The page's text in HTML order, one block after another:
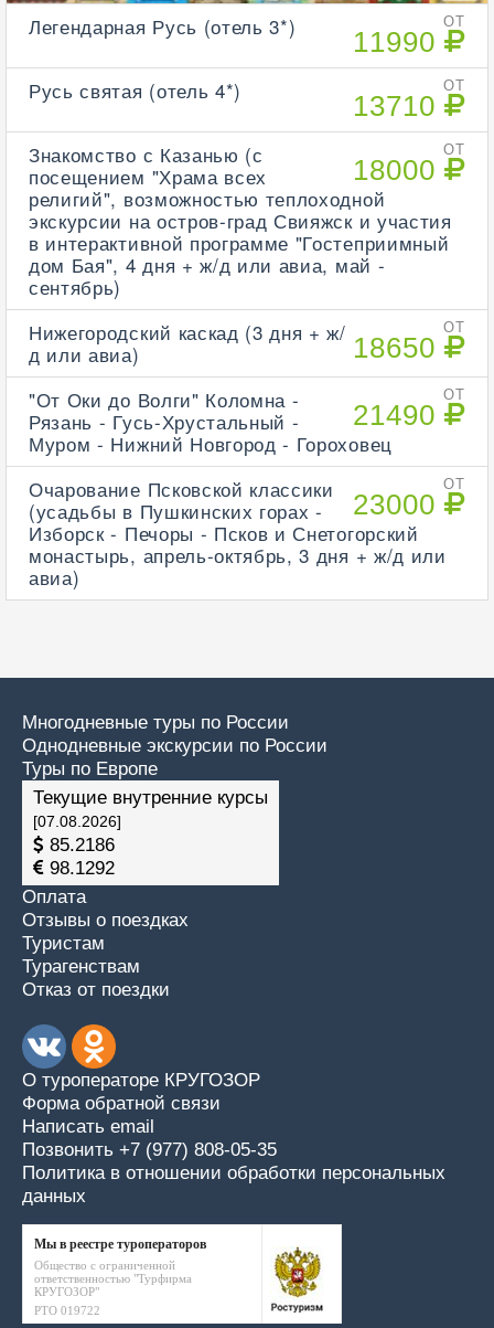
ОТ
11990
Легендарная Русь (отель 3*)
ОТ
13710
Русь святая (отель 4*)
ОТ
18000
Знакомство с Казанью (с
посещением "Храма всех
религий", возможностью теплоходной
экскурсии на остров-град Свияжск и участия
в интерактивной программе "Гостеприимный
дом Бая", 4 дня + ж/д или авиа, май -
сентябрь)
ОТ
18650
Нижегородский каскад (3 дня + ж/
д или авиа)
ОТ
21490
"От Оки до Волги" Коломна -
Рязань - Гусь-Хрустальный -
Муром - Нижний Новгород - Гороховец
ОТ
23000
Очарование Псковской классики
(усадьбы в Пушкинских горах -
Изборск - Печоры - Псков и Снетогорский
монастырь, апрель-октябрь, 3 дня + ж/д или
авиа)
Многодневные туры по России
Однодневные экскурсии по России
Туры по Европе
Текущие внутренние курсы
[07.08.2026]
85.2186
98.1292
Оплата
Отзывы о поездках
Туристам
Турагенствам
Отказ от поездки
О туроператоре КРУГОЗОР
Форма обратной связи
Написать email
Позвонить +7 (977) 808-05-35
Политика в отношении обработки персональных
данных
Мы в реестре туроператоров
Общество с ограниченной
ответственностью "Турфирма
КРУГОЗОР"
РТО 019722